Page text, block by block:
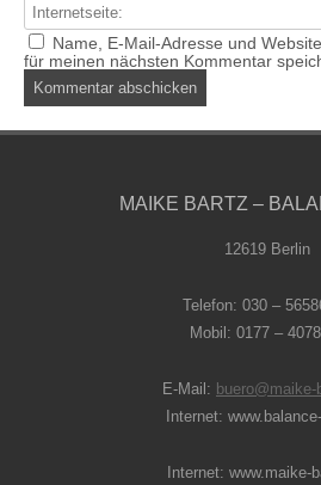
Name, E-Mail-Adresse und
für meinen nächsten Kommentar
MAIKE BARTZ –
12619 Berlin
Telefon: 030 –
Mobil: 0177 –
E-Mail:
Internet:
Internet: www.maike-